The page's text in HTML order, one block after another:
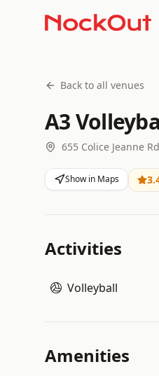
Back to all venues
A3
655 Colice Jeanne
Show in Maps
Activities
Volleyball
Amenities